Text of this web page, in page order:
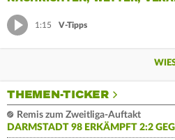
1:15 V-Tipps
THEMEN-TICKER
Remis zum Zweitliga-Auftakt
DARMSTADT 98 ERKÄMPFT 2:2